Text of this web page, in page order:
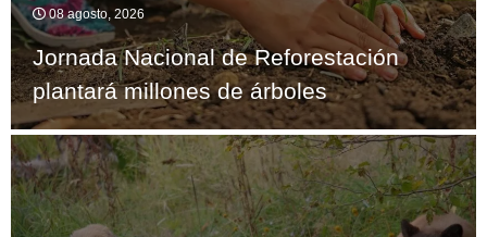
08 agosto, 2026
Jornada Nacional de Reforestación
plantará millones de árboles